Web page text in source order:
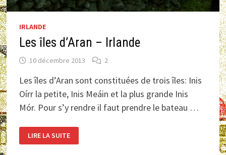
IRLANDE
Les îles d’Aran – Irlande
10 décembre 2013 2
Les îles d’Aran sont constituées de trois îles: Inis
Oírr la petite, Inis Meáin et la plus grande Inis
Mór. Pour s’y rendre il faut prendre le bateau …
ÎLES
D’ARAN
LIRE LA SUITE